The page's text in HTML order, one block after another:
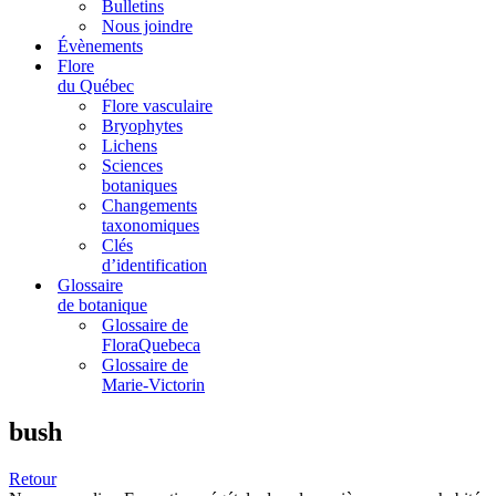
Bulletins
Nous joindre
Évènements
Flore
du Québec
Flore vasculaire
Bryophytes
Lichens
Sciences
botaniques
Changements
taxonomiques
Clés
d’identification
Glossaire
de botanique
Glossaire de
FloraQuebeca
Glossaire de
Marie-Victorin
bush
Retour